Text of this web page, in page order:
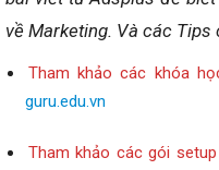
về Marketing. Và các Tips
Tham khảo các khóa
guru.edu.vn
Tham khảo các gói